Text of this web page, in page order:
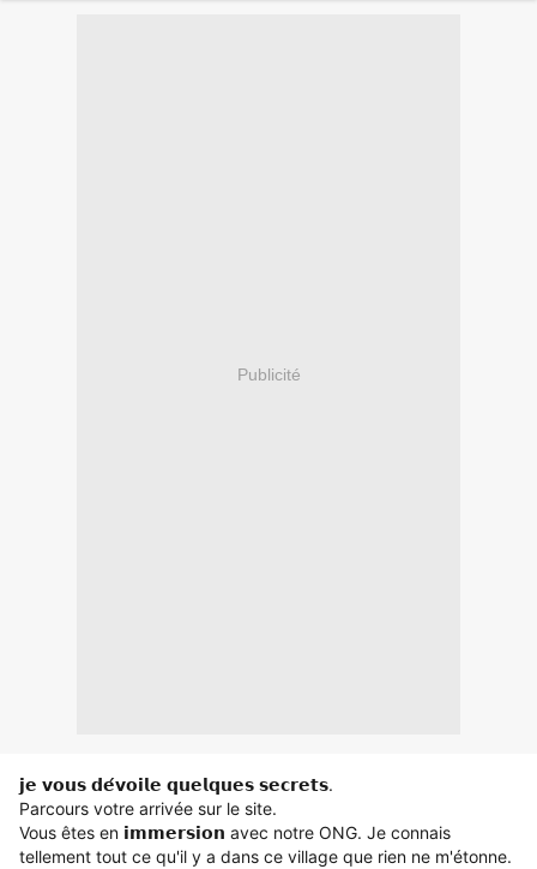
Publicité
𝗷𝗲 𝘃𝗼𝘂𝘀 𝗱𝗲́𝘃𝗼𝗶𝗹𝗲 𝗾𝘂𝗲𝗹𝗾𝘂𝗲𝘀 𝘀𝗲𝗰𝗿𝗲𝘁𝘀.
Parcours votre arrivée sur le site.
Vous êtes en 𝗶𝗺𝗺𝗲𝗿𝘀𝗶𝗼𝗻 avec notre ONG. Je connais
tellement tout ce qu'il y a dans ce village que rien ne m'étonne.